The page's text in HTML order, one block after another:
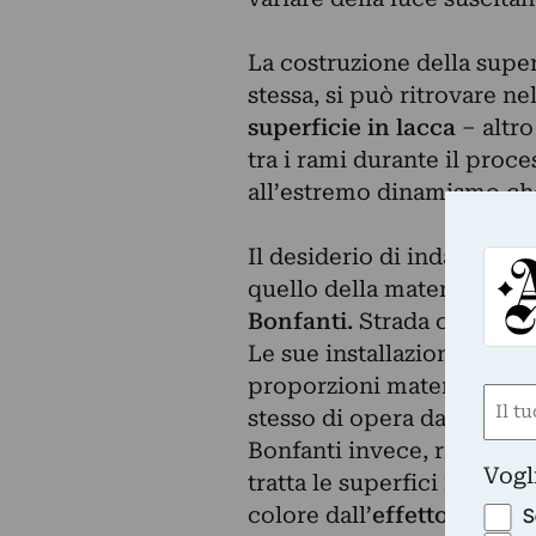
La costruzione della
stessa, si può ritrovare
superficie in lacca– altro
tra i rami durante il
all’estremo dinamismo
Il desiderio di indagare
quello della materia è
Bonfanti. Strada ci invita
Le sue installazioni a
proporzioni
stesso di opera da parete.
Bonfanti invece,
tratta le superfici
colore dall’effetto
Nome